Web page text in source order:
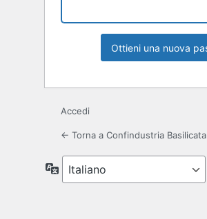
Accedi
← Torna a Confindustria Basilicata
Lingua